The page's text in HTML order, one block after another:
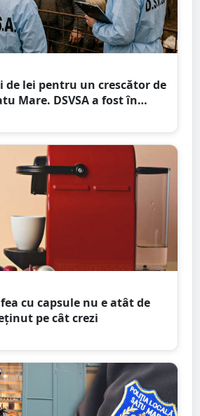
de lei pentru un crescător de
Mare. DSVSA a fost în
cu capsule nu e atât de
pe cât crezi